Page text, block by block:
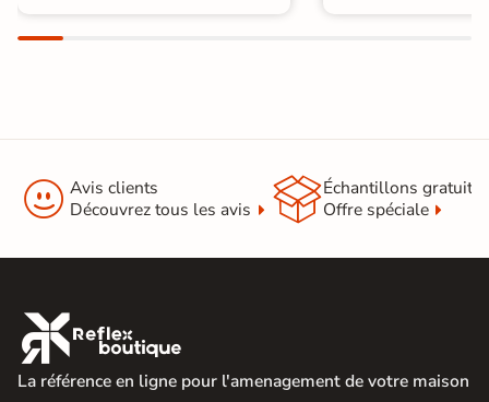
 Avis clients
Découvrez tous les avis
Échantillons gratuit
Offre spéciale

La référence en ligne pour l'amenagement de votre maison